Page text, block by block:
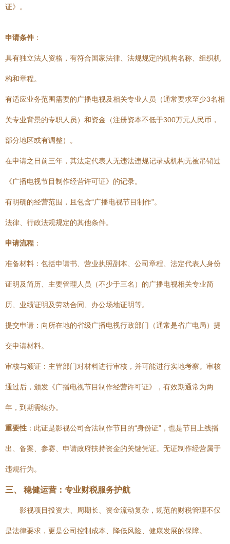
证》。
申请条件 ：
具有独立法人资格，有符合国家法律、法规规定的机构名称、组织机
构和章程。
有适应业务范围需要的广播电视及相关专业人员（通常要求至少3名相
关专业背景的专职人员）和资金（注册资本不低于300万元人民币，
部分地区或有调整）。
在申请之日前三年，其法定代表人无违法违规记录或机构无被吊销过
《广播电视节目制作经营许可证》的记录。
有明确的经营范围，且包含“广播电视节目制作”。
法律、行政法规规定的其他条件。
申请流程 ：
准备材料：包括申请书、营业执照副本、公司章程、法定代表人身份
证明及简历、主要管理人员（不少于三名）的广播电视相关专业简
历、业绩证明及劳动合同、办公场地证明等。
提交申请：向所在地的省级广播电视行政部门（通常是省广电局）提
交申请材料。
审核与颁证：主管部门对材料进行审核，并可能进行实地考察。审核
通过后，颁发《广播电视节目制作经营许可证》，有效期通常为两
年，到期需续办。
重要性 ：此证是影视公司合法制作节目的“身份证”，也是节目上线播
出、备案、参赛、申请政府扶持资金的关键凭证。无证制作经营属于
违规行为。
三、 稳健运营：专业财税服务护航
影视项目投资大、周期长、资金流动复杂，规范的财税管理不仅
是法律要求，更是公司控制成本、降低风险、健康发展的保障。